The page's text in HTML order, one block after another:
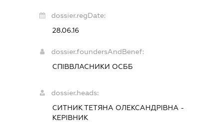
dossier.regDate:
28.06.16
dossier.foundersAndBenef:
СПІВВЛАСНИКИ ОСББ
dossier.heads:
СИТНИК ТЕТЯНА ОЛЕКСАНДРІВНА -
КЕРІВНИК